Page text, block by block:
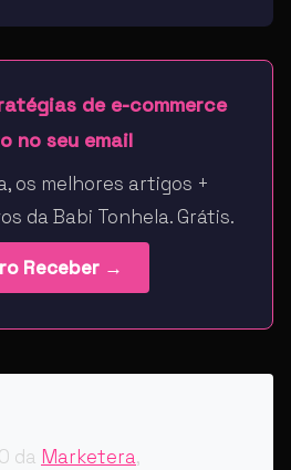
de e-commerce
no seu email
os melhores artigos +
da Babi Tonhela. Grátis.
Receber →
da Marketera,